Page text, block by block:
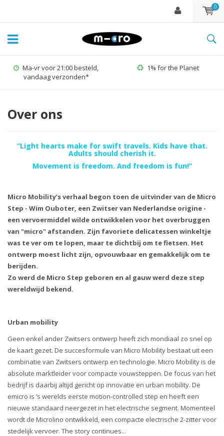
0
Ma-vr voor 21:00 besteld,
vandaag verzonden*
1% for the Planet
Over ons
“Light hearts make for swift travels. Kids have that.
Adults should cherish it.
Movement is freedom. And freedom is fun!”
Micro Mobility’s verhaal begon toen de uitvinder van de Micro
Step - Wim Ouboter, een Zwitser van Nederlandse origine -
een vervoermiddel wilde ontwikkelen voor het overbruggen
van "micro" afstanden. Zijn favoriete delicatessen winkeltje
was te ver om te lopen, maar te dichtbij om te fietsen. Het
ontwerp moest licht zijn, opvouwbaar en gemakkelijk om te
berijden.
Zo werd de Micro Step geboren en al gauw werd deze step
wereldwijd bekend.
Urban mobility
Geen enkel ander Zwitsers ontwerp heeft zich mondiaal zo snel op
de kaart gezet. De succesformule van Micro Mobility bestaat uit een
combinatie van Zwitsers ontwerp en technologie. Micro Mobility is de
absolute marktleider voor compacte vouwsteppen. De focus van het
bedrijf is daarbij altijd gericht op innovatie en urban mobility. De
emicro is ’s werelds eerste motion-controlled step en heeft een
nieuwe standaard neergezet in het electrische segment. Momenteel
wordt de Microlino ontwikkeld, een compacte electrische 2-zitter voor
stedelijk vervoer. The story continues...